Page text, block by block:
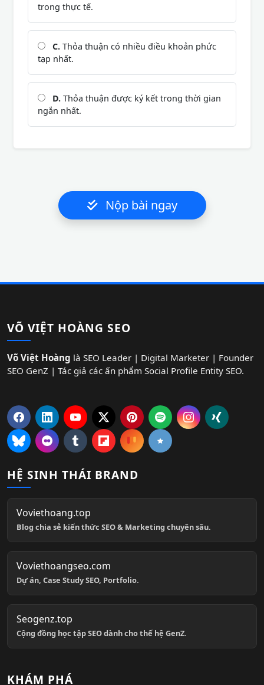
trong thực tế.
C. Thỏa thuận có nhiều điều khoản phức
tạp nhất.
D. Thỏa thuận được ký kết trong thời gian
ngắn nhất.
Nộp bài ngay
VÕ VIỆT HOÀNG SEO
Võ Việt Hoàng là SEO Leader | Digital Marketer | Founder
SEO GenZ | Tác giả các ấn phẩm Social Profile Entity SEO.
HỆ SINH THÁI BRAND
Voviethoang.top
Blog chia sẻ kiến thức SEO & Marketing chuyên sâu.
Voviethoangseo.com
Dự án, Case Study SEO, Portfolio.
Seogenz.top
Cộng đồng học tập SEO dành cho thế hệ GenZ.
KHÁM PHÁ